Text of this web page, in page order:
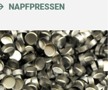
NAPFPRESSEN